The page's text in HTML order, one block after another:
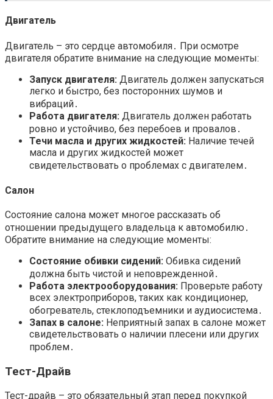
Двигатель
Двигатель – это сердце автомобиля․ При осмотре
двигателя обратите внимание на следующие моменты:
Запуск двигателя: Двигатель должен запускаться
легко и быстро, без посторонних шумов и
вибраций․
Работа двигателя: Двигатель должен работать
ровно и устойчиво, без перебоев и провалов․
Течи масла и других жидкостей: Наличие течей
масла и других жидкостей может
свидетельствовать о проблемах с двигателем․
Салон
Состояние салона может многое рассказать об
отношении предыдущего владельца к автомобилю․
Обратите внимание на следующие моменты:
Состояние обивки сидений: Обивка сидений
должна быть чистой и неповрежденной․
Работа электрооборудования: Проверьте работу
всех электроприборов, таких как кондиционер,
обогреватель, стеклоподъемники и аудиосистема․
Запах в салоне: Неприятный запах в салоне может
свидетельствовать о наличии плесени или других
проблем․
Тест-Драйв
Тест-драйв – это обязательный этап перед покупкой